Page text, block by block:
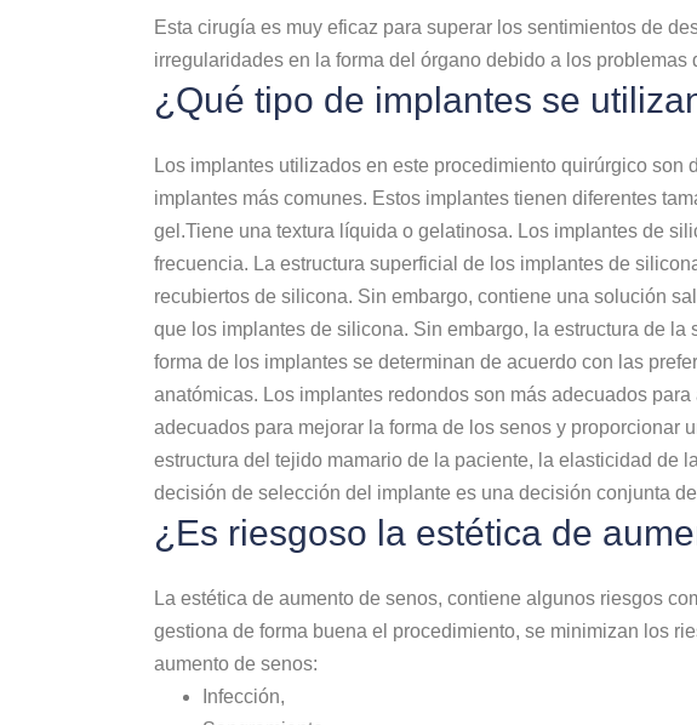
Esta cirugía es muy eficaz para superar los sentimientos de
irregularidades en la forma del órgano debido a los problemas
¿Qué tipo de implantes se
Los implantes utilizados en este procedimiento quirúrgico
implantes más comunes. Estos implantes tienen diferentes
gel.Tiene una textura líquida o gelatinosa. Los implantes de
frecuencia. La estructura superficial de los implantes de
recubiertos de silicona. Sin embargo, contiene una solución
que los implantes de silicona. Sin embargo, la estructura de
forma de los implantes se determinan de acuerdo con las
anatómicas. Los implantes redondos son más adecuados
adecuados para mejorar la forma de los senos y proporcionar
estructura del tejido mamario de la paciente, la elasticidad de
decisión de selección del implante es una decisión conjunta
¿Es riesgoso la estética de
La estética de aumento de senos, contiene algunos riesgos
gestiona de forma buena el procedimiento, se minimizan los
aumento de senos:
Infección,